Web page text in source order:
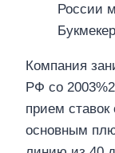
России
Компания
РФ со
прием
основным